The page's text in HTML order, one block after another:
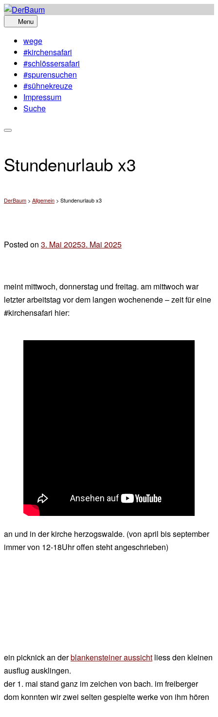
Skip
to
Menu
wege
#kirchensafari
#schlössersafari
#spurensuchen
#sühnekreuze
Impressum
Suche
Stundenurlaub x3
DerBaum > Allgemein > Stundenurlaub x3
Posted on 3. Mai 20253. Mai 2025
meint mittwoch, donnerstag und freitag. am mittwoch war
letzter arbeitstag vor dem langen wochenende – zeit für eine
#kirchensafari hier:
an und in der kirche herzogswalde. (von april bis september
immer von 12-18Uhr offen steht angeschrieben)
ein picknick an derblankensteiner aussicht liess den kleinen
ausflug ausklingen.
der 1. mai stand ganz im zeichen von bach. im freiberger
dom konnten wir zwei selten gespielte werke von ihm hören